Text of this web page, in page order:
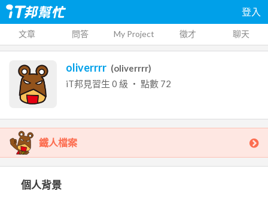
登入
文章 問答 My Project 徵才 聊天
oliverrrr (oliverrrr)
iT邦見習生 0 級 ‧ 點數 72
鐵人檔案
個人背景